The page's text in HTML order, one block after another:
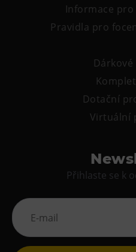
Informace
Pravidla pro
Dotační
Virtuální
Přihlaste se k